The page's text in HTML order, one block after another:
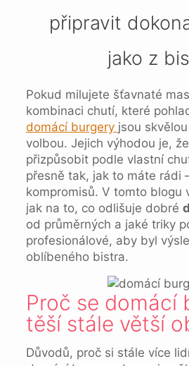
připravit
jako z
Pokud milujete šťavnaté
kombinaci chutí, které
domácí burgery jsou
volbou. Jejich výhodou je,
přizpůsobit podle vlastní
přesně tak, jak to máte rádi
kompromisů. V tomto blogu
jak na to, co odlišuje dobré
od průměrných a jaké triky
profesionálové, aby byl
oblíbeného bistra.
Proč se domácí
těší stále větší
Důvodů, proč si stále více